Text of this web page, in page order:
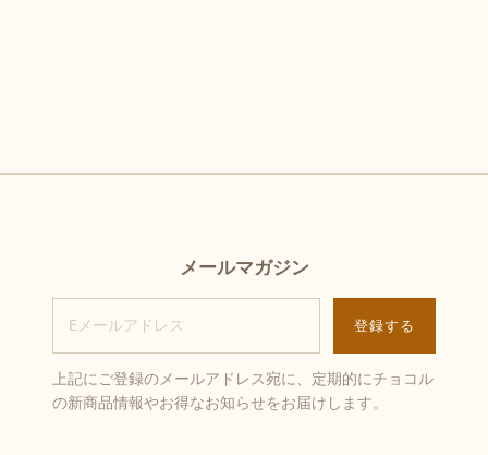
メールマガジン
上記にご登録のメールアドレス宛に、定期的にチョコル
の新商品情報やお得なお知らせをお届けします。